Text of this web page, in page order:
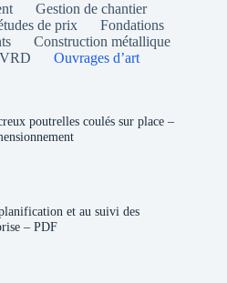
Gestion de chantier
de prix
Fondations
Construction métallique
Ouvrages d’art
poutrelles coulés sur place –
et au suivi des
– PDF